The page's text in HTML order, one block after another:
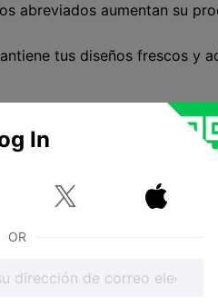
abreviados aumentan su
tus diseños frescos y
modelos 3D
listos para
que no tienes que
Esto facilita mucho el
opciones de color. Puedes
diseño 3d, mientras que
principiantes como los
In
 
OR